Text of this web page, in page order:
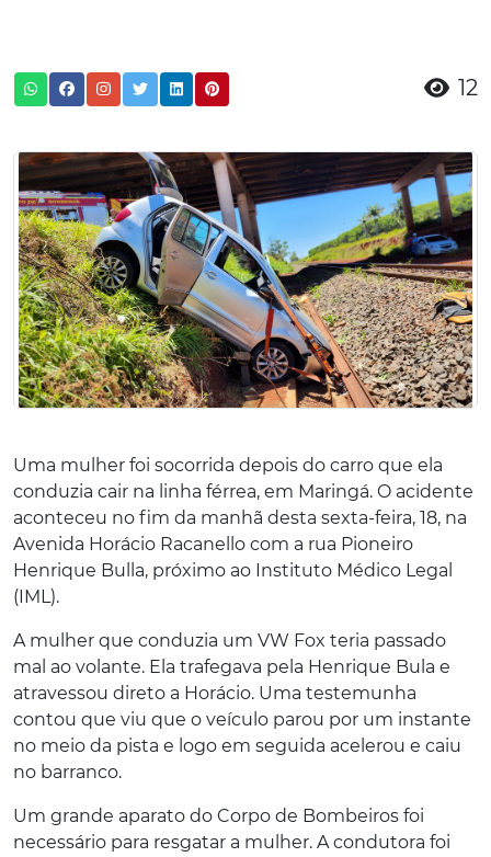
12
Uma mulher foi socorrida depois do carro que ela
conduzia cair na linha férrea, em Maringá. O acidente
aconteceu no fim da manhã desta sexta-feira, 18, na
Avenida Horácio Racanello com a rua Pioneiro
Henrique Bulla, próximo ao Instituto Médico Legal
(IML).
A mulher que conduzia um VW Fox teria passado
mal ao volante. Ela trafegava pela Henrique Bula e
atravessou direto a Horácio. Uma testemunha
contou que viu que o veículo parou por um instante
no meio da pista e logo em seguida acelerou e caiu
no barranco.
Um grande aparato do Corpo de Bombeiros foi
necessário para resgatar a mulher. A condutora foi